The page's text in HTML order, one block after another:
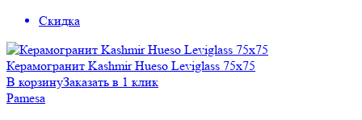
Скидка
Керамогранит Kashmir Hueso Leviglass 75x75
В корзинуЗаказать в 1 клик
Pamesa